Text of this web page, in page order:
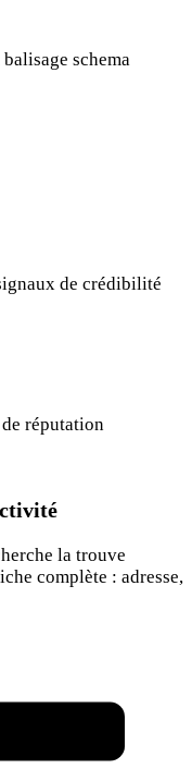
schema
de crédibilité
réputation
la trouve
complète : adresse,